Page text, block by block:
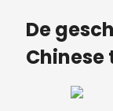
De
Chinese